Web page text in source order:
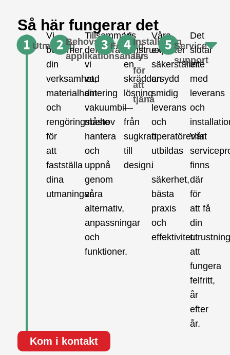
Så här fungerar det
Utmaning
Vi
bedömer
din
verksamhet,
materialhantering
och
rengöringsbehov
för
att
fastställa
dina
utmaningar.
Behovs-
applikationsanalys
Tillsammans
definierar
vi
vad
din
vakuumbil
måste
hantera
och
uppnå
genom
våra
alternativ,
anpassningar
och
funktioner.
Förslag
Vi
konstruerar
en
skräddarsydd
lösning
—
från
sugkraft
till
design.
Installation
lär
för
att
tjäna
Våra
experter
säkerställer
en
smidig
leverans
och
operatörerna
utbildas
i
säkerhet,
bästa
praxis
och
effektivitet.
Service
support
Det
slutar
inte
med
leverans
och
Vårt
finns
där
för
att få
din
utrustning
att
fungera
felfritt,
år
efter
år.
Kom i kontakt